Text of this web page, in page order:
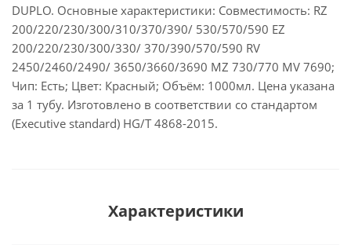
DUPLO. Основные характеристики: Совместимость: RZ
200/220/230/300/310/370/390/ 530/570/590 EZ
200/220/230/300/330/ 370/390/570/590 RV
2450/2460/2490/ 3650/3660/3690 MZ 730/770 MV 7690;
Чип: Есть; Цвет: Красный; Объём: 1000мл. Цена указана
за 1 тубу. Изготовлено в соответствии со стандартом
(Executive standard) HG/T 4868-2015.
Характеристики